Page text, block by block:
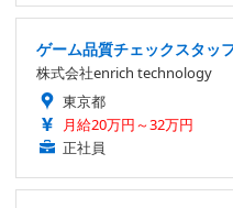
ゲーム品質チェックスタッ
株式会社enrich technology
東京都
月給20万円～32万円
正社員